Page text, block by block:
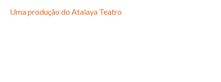
Uma produção do Atalaya Teatro